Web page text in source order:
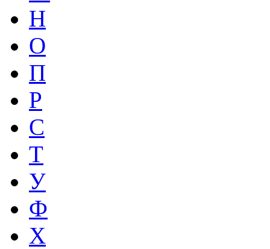
Н
О
П
Р
С
Т
У
Ф
Х